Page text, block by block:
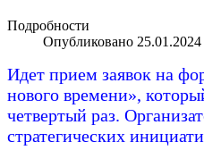
Подробности
Опубликовано 25.01.2024
Идет прием заявок на
нового времени»,
четвертый раз.
стратегических